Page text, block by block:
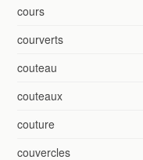
cours
courverts
couteau
couteaux
couture
couvercles